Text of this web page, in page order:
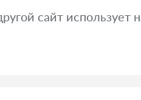
сайт использует